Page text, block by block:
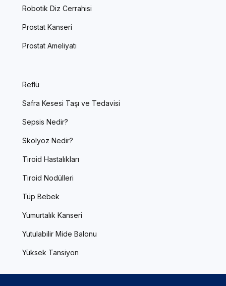
Robotik Diz Cerrahisi
Prostat Kanseri
Prostat Ameliyatı
Reflü
Safra Kesesi Taşı ve Tedavisi
Sepsis Nedir?
Skolyoz Nedir?
Tiroid Hastalıkları
Tiroid Nodülleri
Tüp Bebek
Yumurtalık Kanseri
Yutulabilir Mide Balonu
Yüksek Tansiyon